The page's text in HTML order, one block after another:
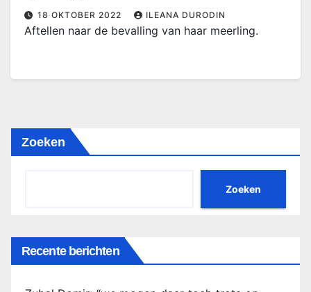
18 OKTOBER 2022 ILEANA DURODIN
Aftellen naar de bevalling van haar meerling.
Zoeken
Zoeken
Recente berichten